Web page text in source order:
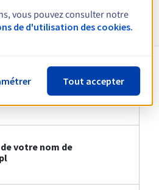
sur le .org.pl
nom de domaine en
votre nom de
vous pouvez consulter notre
de d'utilisation des cookies.
Tout accepter